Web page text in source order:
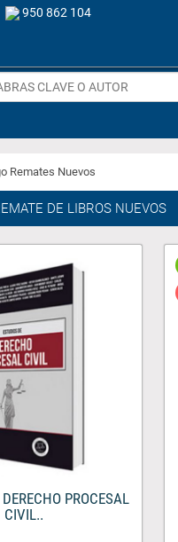
950 862 104
Remates Nuevos
DE LIBROS NUEVOS
PROCESAL
CIVIL..